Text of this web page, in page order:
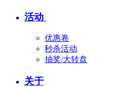
活动
优惠卷
秒杀活动
抽奖/大转盘
关于